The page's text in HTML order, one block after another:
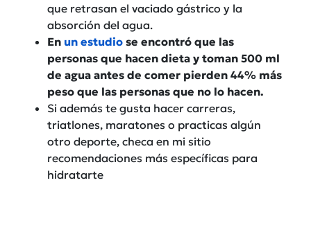
que retrasan el vaciado gástrico y la
absorción del agua.
En un estudio se encontró que las
personas que hacen dieta y toman 500 ml
de agua antes de comer pierden 44% más
peso que las personas que no lo hacen.
Si además te gusta hacer carreras,
triatlones, maratones o practicas algún
otro deporte, checa en mi sitio
recomendaciones más específicas para
hidratarte